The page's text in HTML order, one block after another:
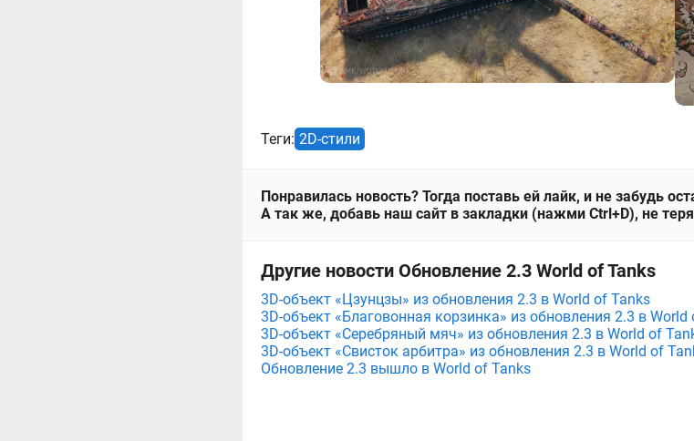
Теги: 2D-стили
Понравилась новость? Тогда поставь ей лайк, и не забудь
А так же, добавь наш сайт в закладки (нажми Ctrl+D), не
Другие новости Обновление 2.3 World of Tanks
3D-объект «Цзунцзы» из обновления 2.3 в World of Tanks
3D-объект «Благовонная корзинка» из обновления 2.3 в World
3D-объект «Серебряный мяч» из обновления 2.3 в World of
3D-объект «Свисток арбитра» из обновления 2.3 в World of
Обновление 2.3 вышло в World of Tanks